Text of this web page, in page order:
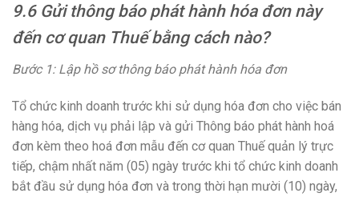
9.6 Gửi thông báo phát hành hóa đơn này
đến cơ quan Thuế bằng cách nào?
Bước 1: Lập hồ sơ thông báo phát hành hóa đơn
Tổ chức kinh doanh trước khi sử dụng hóa đơn cho việc bán
hàng hóa, dịch vụ phải lập và gửi Thông báo phát hành hoá
đơn kèm theo hoá đơn mẫu đến cơ quan Thuế quản lý trực
tiếp, chậm nhất năm (05) ngày trước khi tổ chức kinh doanh
bắt đầu sử dụng hóa đơn và trong thời hạn mười (10) ngày,